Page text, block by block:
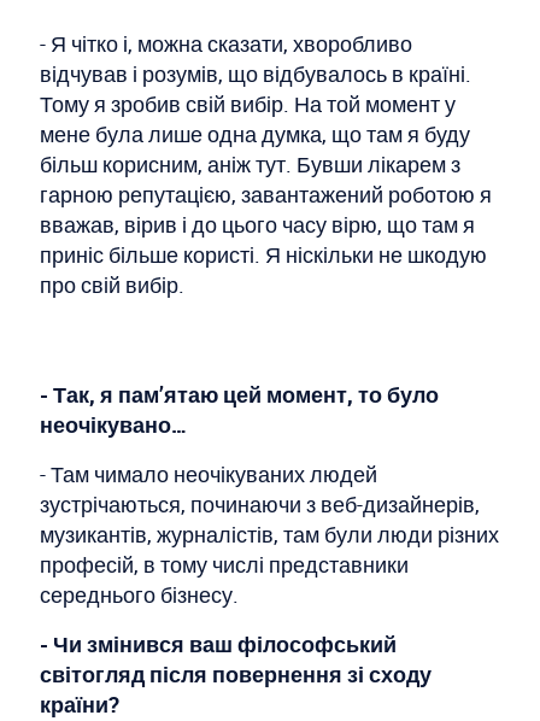
- Я чітко і, можна сказати, хворобливо
відчував і розумів, що відбувалось в країні.
Тому я зробив свій вибір. На той момент у
мене була лише одна думка, що там я буду
більш корисним, аніж тут. Бувши лікарем з
гарною репутацією, завантажений роботою я
вважав, вірив і до цього часу вірю, що там я
приніс більше користі. Я ніскільки не шкодую
про свій вибір.
- Так, я пам’ятаю цей момент, то було
неочікувано…
- Там чимало неочікуваних людей
зустрічаються, починаючи з веб-дизайнерів,
музикантів, журналістів, там були люди різних
професій, в тому числі представники
середнього бізнесу.
- Чи змінився ваш філософський
світогляд після повернення зі сходу
країни?